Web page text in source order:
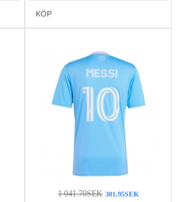
KÖP
1 041.70SEK 301.95SEK